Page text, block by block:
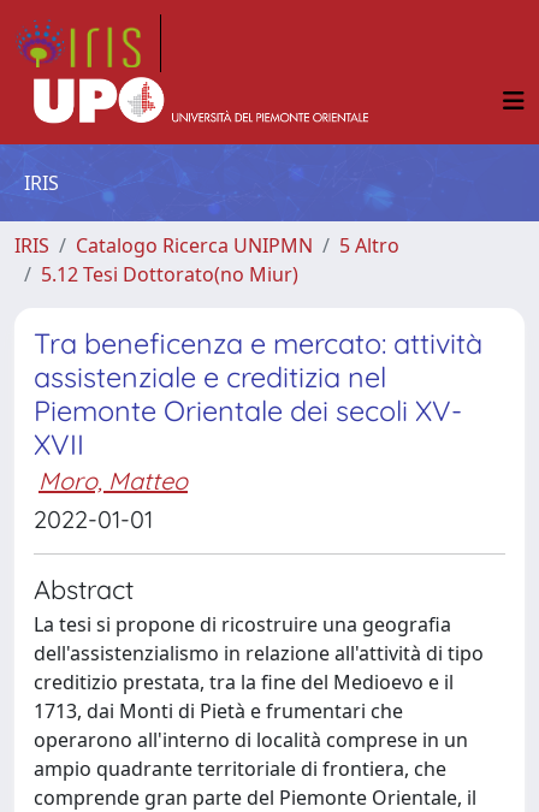
IRIS
IRIS Catalogo Ricerca UNIPMN
5 Altro
5.12 Tesi Dottorato(no Miur)
Tra beneficenza e mercato: attività
assistenziale e creditizia nel
Piemonte Orientale dei secoli XV-
XVII
Moro, Matteo
2022-01-01
Abstract
La tesi si propone di ricostruire una geografia
dell'assistenzialismo in relazione all'attività di tipo
creditizio prestata, tra la fine del Medioevo e il
1713, dai Monti di Pietà e frumentari che
operarono all'interno di località comprese in un
ampio quadrante territoriale di frontiera, che
comprende gran parte del Piemonte Orientale, il